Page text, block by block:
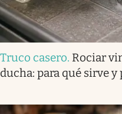
Truco casero. Rociar
ducha: para qué sirve